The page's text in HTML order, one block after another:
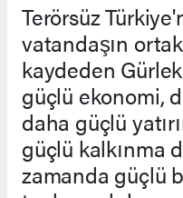
Terörsüz
vatandaşın
kaydeden
güçlü ekonomi,
daha güçlü
güçlü kalkınma
zamanda güçlü